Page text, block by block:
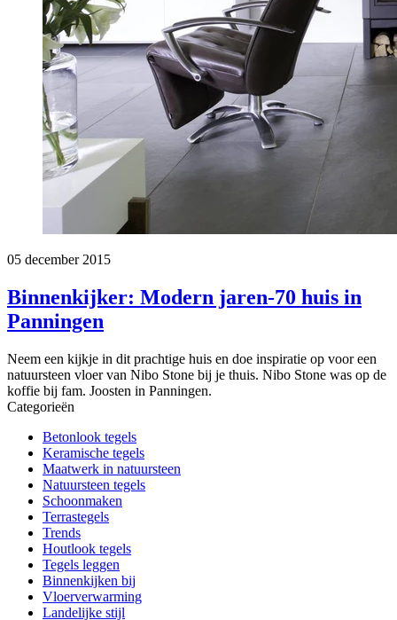
05 december 2015
Binnenkijker: Modern jaren-70 huis in
Panningen
Neem een kijkje in dit prachtige huis en doe inspiratie op voor een
natuursteen vloer van Nibo Stone bij je thuis. Nibo Stone was op de
koffie bij fam. Joosten in Panningen.
Categorieën
Betonlook tegels
Keramische tegels
Maatwerk in natuursteen
Natuursteen tegels
Schoonmaken
Terrastegels
Trends
Houtlook tegels
Tegels leggen
Binnenkijken bij
Vloerverwarming
Landelijke stijl